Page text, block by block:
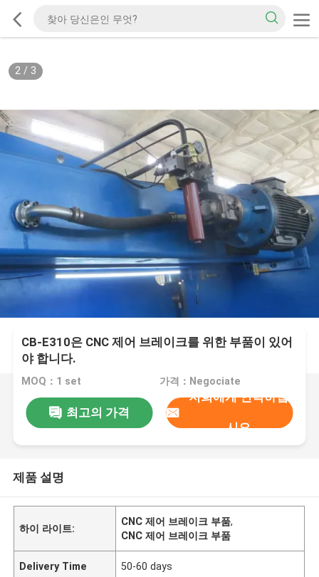
2/ 3
CB-E310은 CNC 제어 브레이크를 위한 부품이 있어
야 합니다.
MOQ：1 set 가격：Negociate
최고의 가격
저희에게 연락하십
시오
제품 설명
하이 라이트:
CNC 제어 브레이크 부품,
CNC 제어 브레이크 부품
Delivery Time 50-60 days